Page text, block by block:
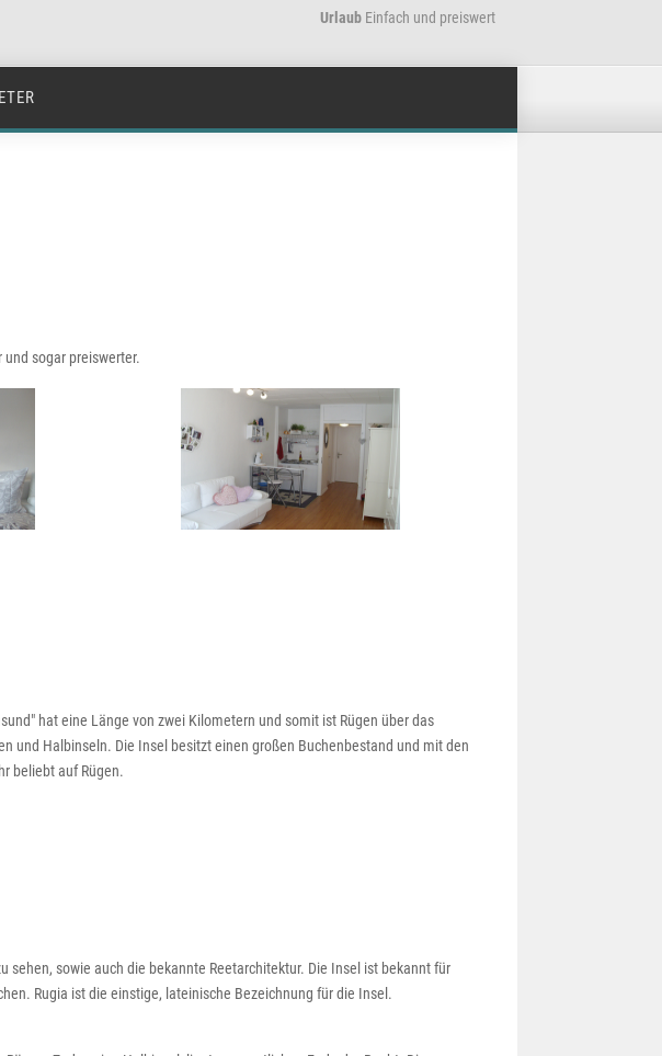
Urlaub Einfach und preiswert
sogar preiswerter.
hat eine Länge von zwei Kilometern und somit ist Rügen über das
und Halbinseln. Die Insel besitzt einen großen Buchenbestand und mit den
beliebt auf Rügen.
sowie auch die bekannte Reetarchitektur. Die Insel ist bekannt für
Rugia ist die einstige, lateinische Bezeichnung für die Insel.